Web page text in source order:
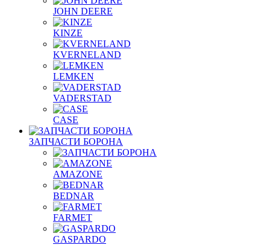
JOHN DEERE
KINZE
KVERNELAND
LEMKEN
VADERSTAD
СASE
ЗАПЧАСТИ БОРОНА
AMAZONE
BEDNAR
FARMET
GASPARDO